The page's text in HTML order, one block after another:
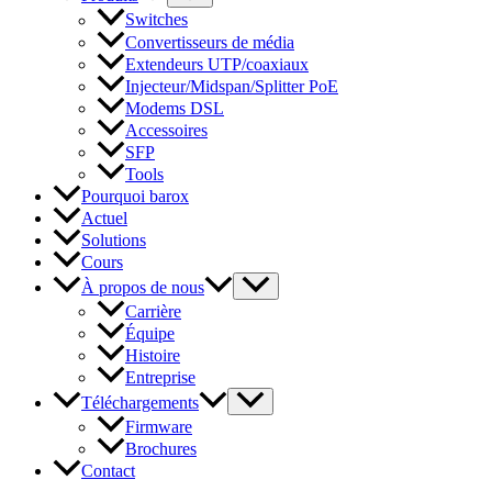
Switches
Convertisseurs de média
Extendeurs UTP/coaxiaux
Injecteur/Midspan/Splitter PoE
Modems DSL
Accessoires
SFP
Tools
Pourquoi barox
Actuel
Solutions
Cours
À propos de nous
Carrière
Équipe
Histoire
Entreprise
Téléchargements
Firmware
Brochures
Contact